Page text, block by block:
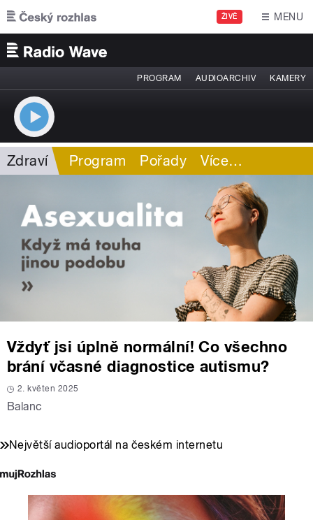
Přejít k hlavnímu obsahu
ŽIVĚ MENU
PROGRAM AUDIOARCHIV KAMERY
Zdraví Program Pořady Více…
Vždyť jsi úplně normální! Co všechno
brání včasné diagnostice autismu?
2. květen 2025
Balanc
Největší audioportál na českém internetu